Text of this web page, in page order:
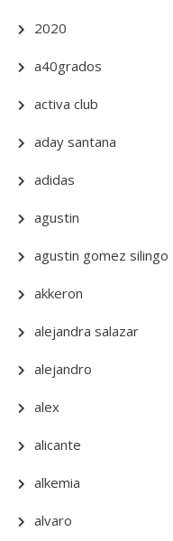
2020
a40grados
activa club
aday santana
adidas
agustin
agustin gomez silingo
akkeron
alejandra salazar
alejandro
alex
alicante
alkemia
alvaro